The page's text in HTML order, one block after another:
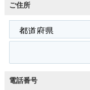
ご住所
電話番号